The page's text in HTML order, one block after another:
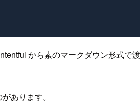
から素のマークダウン形式で
あります。